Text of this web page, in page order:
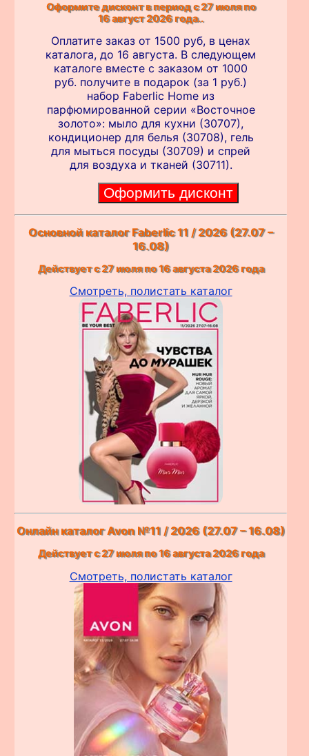
Оформите дисконт в период с 27 июля по
16 август 2026 года..
Оплатите заказ от 1500 руб, в ценах
каталога, до 16 августа. В следующем
каталоге вместе с заказом от 1000
руб. получите в подарок (за 1 руб.)
набор Faberlic Home из
парфюмированной серии «Восточное
золото»: мыло для кухни (30707),
кондиционер для белья (30708), гель
для мыться посуды (30709) и спрей
для воздуха и тканей (30711).
Основной каталог Faberlic 11 / 2026 (27.07 –
16.08)
Действует с 27 июля по 16 августа 2026 года
Смотреть, полистать каталог
Онлайн каталог Avon №11 / 2026 (27.07 – 16.08)
Действует с 27 июля по 16 августа 2026 года
Смотреть, полистать каталог